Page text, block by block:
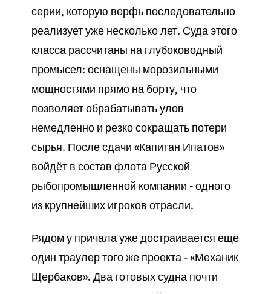
серии, которую верфь последовательно
реализует уже несколько лет. Суда этого
класса рассчитаны на глубоководный
промысел: оснащены морозильными
мощностями прямо на борту, что
позволяет обрабатывать улов
немедленно и резко сокращать потери
сырья. После сдачи «Капитан Ипатов»
войдёт в состав флота Русской
рыбопромышленной компании - одного
из крупнейших игроков отрасли.
Рядом у причала уже достраивается ещё
один траулер того же проекта - «Механик
Щербаков». Два готовых судна почти